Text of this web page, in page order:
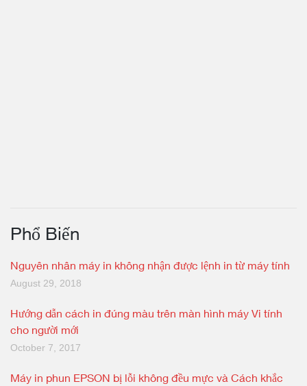
Phổ Biến
Nguyên nhân máy in không nhận được lệnh in từ máy tính
August 29, 2018
Hướng dẫn cách in đúng màu trên màn hình máy Vi tính
cho người mới
October 7, 2017
Máy in phun EPSON bị lỗi không đều mực và Cách khắc